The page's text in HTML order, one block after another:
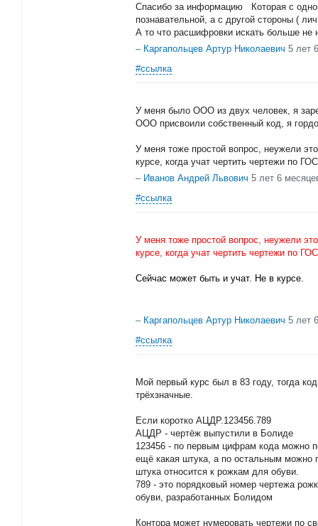
Спасибо за информацию Которая с
познавательной, а с другой стороны (
А то что расшифровки искать больше не
– Каргапольцев Артур Николаевич 5 лет
#ссылка
У меня было ООО из двух человек, я
ООО присвоили собственный код, я
У меня тоже простой вопрос, неужели
курсе, когда учат чертить чертежи по
– Иванов Андрей Львович 5 лет 6
#ссылка
У меня тоже простой вопрос, неужели
курсе, когда учат чертить чертежи по
Сейчас может быть и учат. Не в курсе.
– Каргапольцев Артур Николаевич 5 лет
#ссылка
Мой первый курс был в 83 году, тогда
трёхзначные.
Если коротко АЦДР.123456.789
АЦДР - чертёж выпустили в Болиде
123456 - по первым цифрам кода можно
ещё какая штука, а по остальным можно
штука относится к рожкам для обуви.
789 - это порядковый номер чертежа
обуви, разработанных Болидом
Контора может нумеровать чертежи по